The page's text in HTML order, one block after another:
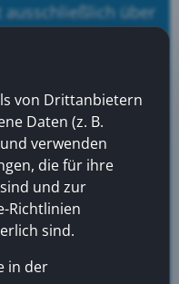
über
TLS-Verbindung.
erkennen Sie
und an dem
können Ihre
übermitteln,
werden.
E-Mails
von Drittanbietern
Daten (z. B.
verwenden
die für ihre
und zur
Richtlinien
sind.
in der